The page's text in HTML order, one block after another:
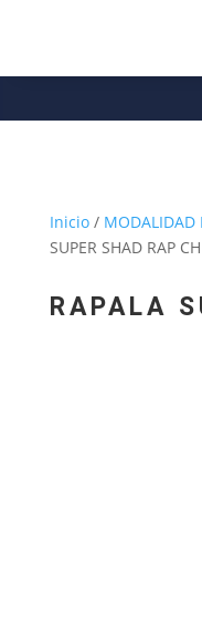
Inicio/ MODALIDAD
SUPER SHAD RAP CH
RAPALA